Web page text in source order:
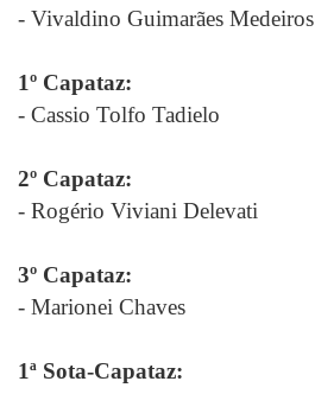
- Vivaldino Guimarães Medeiros
1º Capataz:
- Cassio Tolfo Tadielo
2º Capataz:
- Rogério Viviani Delevati
3º Capataz:
- Marionei Chaves
1ª Sota-Capataz: